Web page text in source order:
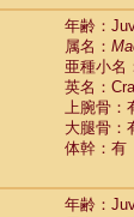
年齢：
属名：
亜種小名
英名：
上腕骨：
大腿骨：
体幹：有
年齢：